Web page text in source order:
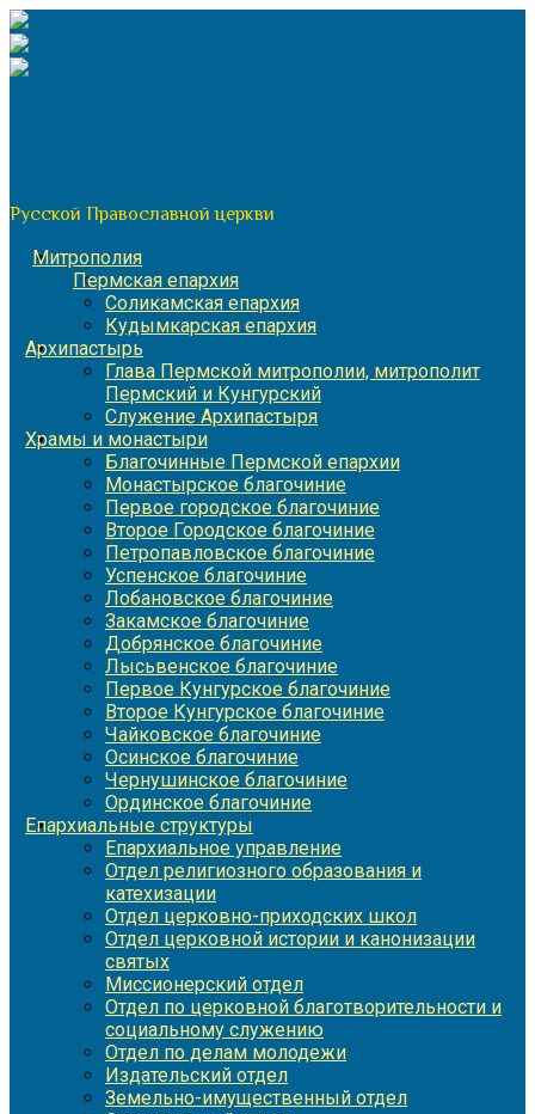
Перейти
к
содержимому
Русской Православной церкви
Митрополия
Пермская епархия
Соликамская епархия
Кудымкарская епархия
Архипастырь
Глава Пермской митрополии, митрополит
Пермский и Кунгурский
Служение Архипастыря
Храмы и монастыри
Благочинные Пермской епархии
Монастырское благочиние
Первое городское благочиние
Второе Городское благочиние
Петропавловское благочиние
Успенское благочиние
Лобановское благочиние
Закамское благочиние
Добрянское благочиние
Лысьвенское благочиние
Первое Кунгурское благочиние
Второе Кунгурское благочиние
Чайковское благочиние
Осинское благочиние
Чернушинское благочиние
Ординское благочиние
Епархиальные структуры
Епархиальное управление
Отдел религиозного образования и
катехизации
Отдел церковно-приходских школ
Отдел церковной истории и канонизации
святых
Миссионерский отдел
Отдел по церковной благотворительности и
социальному служению
Отдел по делам молодежи
Издательский отдел
Земельно-имущественный отдел